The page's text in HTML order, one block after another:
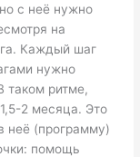
с неё нужно
на
Каждый шаг
нужно
таком ритме,
2 месяца. Это
неё (программу)
помощь